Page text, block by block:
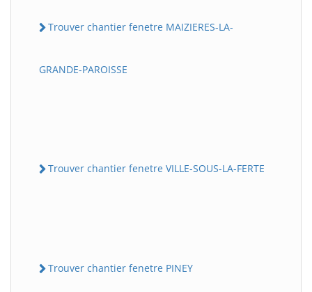
Trouver chantier fenetre MAIZIERES-LA-
GRANDE-PAROISSE
Trouver chantier fenetre VILLE-SOUS-LA-FERTE
Trouver chantier fenetre PINEY